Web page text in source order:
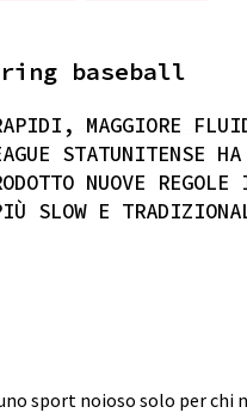
baseball
MAGGIORE
STATUNITENSE HA
NUOVE REGOLE
SLOW E
sport noioso solo per chi